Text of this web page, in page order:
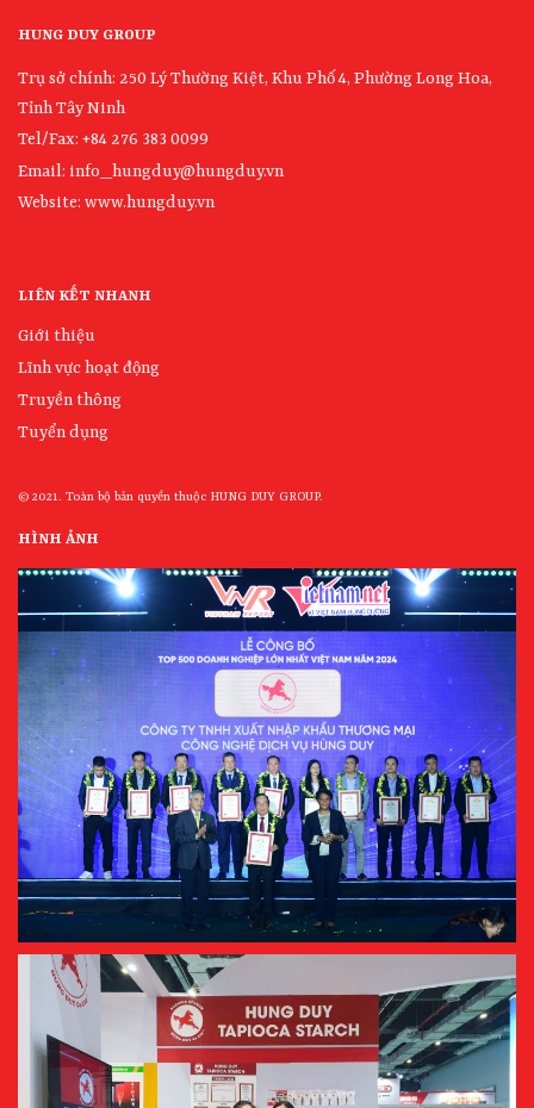
HUNG DUY GROUP
Trụ sở chính: 250 Lý Thường Kiệt, Khu Phố 4, Phường Long Hoa,
Tỉnh Tây Ninh
Tel/Fax: +84 276 383 0099
Email: info_hungduy@hungduy.vn
Website: www.hungduy.vn
LIÊN KẾT NHANH
Giới thiệu
Lĩnh vực hoạt động
Truyền thông
Tuyển dụng
© 2021. Toàn bộ bản quyền thuộc HUNG DUY GROUP.
HÌNH ẢNH